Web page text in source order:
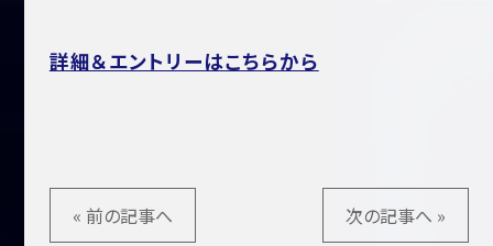
詳細＆エントリーはこちらから
« 前の記事へ 次の記事へ »